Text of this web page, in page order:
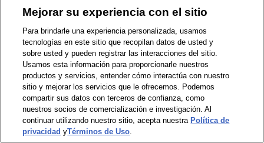
Mejorar su experiencia con el sitio
Para brindarle una experiencia personalizada, usamos
tecnologías en este sitio que recopilan datos de usted y
sobre usted y pueden registrar las interacciones del sitio.
Usamos esta información para proporcionarle nuestros
productos y servicios, entender cómo interactúa con nuestro
sitio y mejorar los servicios que le ofrecemos. Podemos
compartir sus datos con terceros de confianza, como
nuestros socios de comercialización e investigación. Al
continuar utilizando nuestro sitio, acepta nuestra Política de
privacidad yTérminos de Uso.